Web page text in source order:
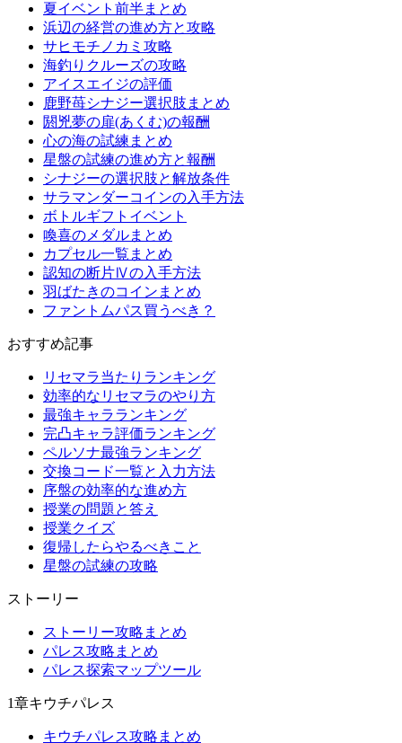
夏イベント前半まとめ
浜辺の経営の進め方と攻略
サヒモチノカミ攻略
海釣りクルーズの攻略
アイスエイジの評価
鹿野苺シナジー選択肢まとめ
閼兇夢の扉(あくむ)の報酬
心の海の試練まとめ
星盤の試練の進め方と報酬
シナジーの選択肢と解放条件
サラマンダーコインの入手方法
ボトルギフトイベント
喚喜のメダルまとめ
カプセル一覧まとめ
認知の断片Ⅳの入手方法
羽ばたきのコインまとめ
ファントムパス買うべき？
おすすめ記事
リセマラ当たりランキング
効率的なリセマラのやり方
最強キャラランキング
完凸キャラ評価ランキング
ペルソナ最強ランキング
交換コード一覧と入力方法
序盤の効率的な進め方
授業の問題と答え
授業クイズ
復帰したらやるべきこと
星盤の試練の攻略
ストーリー
ストーリー攻略まとめ
パレス攻略まとめ
パレス探索マップツール
1章キウチパレス
キウチパレス攻略まとめ